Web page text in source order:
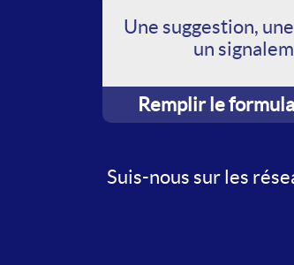
Une suggestion,
un
Remplir le
Suis-nous sur les